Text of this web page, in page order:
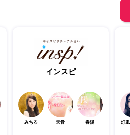
インスピ
みちる 天音 春陽
灯